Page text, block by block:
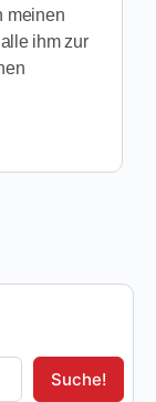
meinen
ihm zur
Suche!